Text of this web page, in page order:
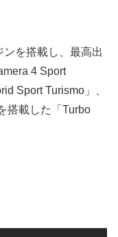
を搭載し、最高出
4 Sport
Sport Turismo」、
搭載した「Turbo